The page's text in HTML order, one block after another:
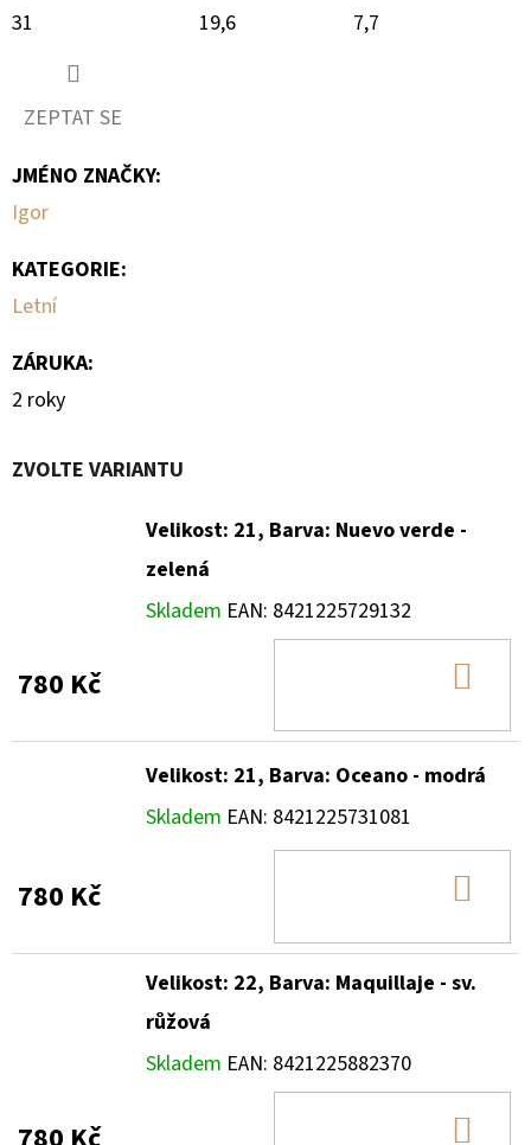
31
19,6 7,7
ZEPTAT SE
JMÉNO ZNAČKY:
Igor
KATEGORIE:
Letní
ZÁRUKA:
2 roky
ZVOLTE VARIANTU
Velikost: 21, Barva: Nuevo verde -
zelená
Skladem EAN: 8421225729132
780 Kč
Velikost: 21, Barva: Oceano - modrá
Skladem EAN: 8421225731081
780 Kč
Velikost: 22, Barva: Maquillaje - sv.
růžová
Skladem EAN: 8421225882370